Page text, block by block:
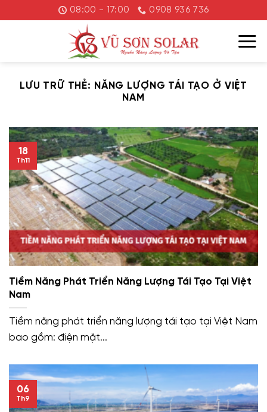
đến
08:00 - 17:00 0908 936 736
LƯU TRỮ THẺ: NĂNG LƯỢNG TÁI TẠO Ở VIỆT
NAM
Tiềm Năng Phát Triển Năng Lượng Tái Tạo Tại Việt
Nam
Tiềm năng phát triển năng lượng tái tạo tại Việt Nam
bao gồm: điện mặt...
18
Th11
06
Th9